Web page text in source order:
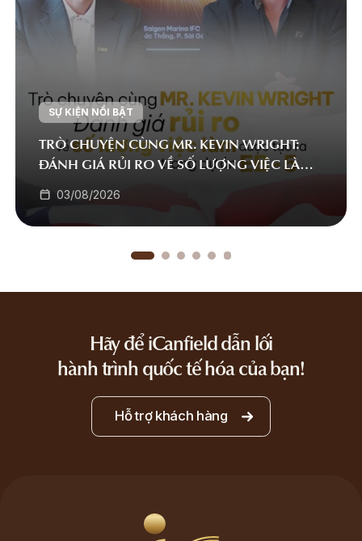
SỰ KIỆN NỔI BẬT
TRÒ CHUYỆN CÙNG MR. KEVIN WRIGHT:
ĐÁNH GIÁ RỦI RO VỀ SỐ LƯỢNG VIỆC LÀM
ĐƯỢC TẠO RA TRONG DỰ ÁN EB-5
03/08/2026
Hãy để iCanfield dẫn lối
hành trình quốc tế hóa của bạn!
Hỗ trợ khách hàng